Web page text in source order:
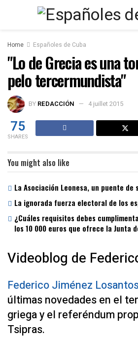
Home Españoles de Cuba
"Lo de Grecia es una
pelo tercermundista"
BY REDACCIÓN 4 juillet 2015
75
SHARES
You might also like
La Asociación Leonesa, un puente de
La ignorada fuerza electoral de los
¿Cuáles requisitos debes
los 10 000 euros que ofrece la Junta
Videoblog de
Federico Jiménez
últimas novedades en el
griega y el referéndum
Tsipras.